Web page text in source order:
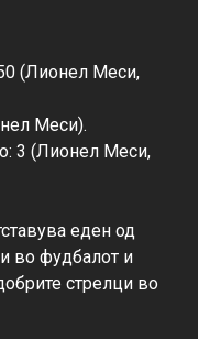
(Лионел Меси,
Меси).
3 (Лионел Меси,
еден од
во фудбалот и
стрелци во